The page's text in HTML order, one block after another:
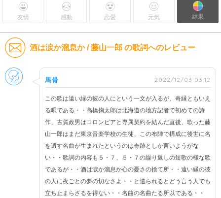
友情 感動 恋愛 元気 結果
酒は涙か溜息か / 藤山一郎 の歌詞へのレビュー
男性
馬骨 2022/12/03 03:12
この歌は遠い縁の彼の人にという一文が入るが、奇縁ともいえ
る唄である・・高橋掬太郎は北海道の地方記者で初めての詩
作、古賀政男はコロンビアと専属契約を結んだ直後、歌った藤
山一郎はまだ東京音楽学校の生徒、この布陣で構成に後世に名
を遺す名曲が生まれたというのは奇跡としか言いようがな
い・・歌詞の内容も５・７、５・７の繰り返しの短歌の様な歌
であるが・・酒は涙か溜息か心の憂さの捨て所・・遠い縁の彼
の人に夜ごとの夢の切なさよ・・と遣られるとどう言う人でも
立ち止まらざるを得ない・・名曲の名曲たる所以である・・